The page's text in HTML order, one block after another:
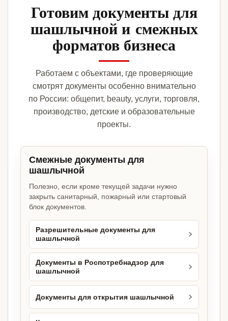
Готовим документы для
шашлычной и смежных
форматов бизнеса
Работаем с объектами, где проверяющие
смотрят документы особенно внимательно
по России: общепит, beauty, услуги, торговля,
производство, детские и образовательные
проекты.
Смежные документы для
шашлычной
Полезно, если кроме текущей задачи нужно
закрыть санитарный, пожарный или стартовый
блок документов.
Разрешительные документы для
шашлычной
Документы в Роспотребнадзор для
шашлычной
Документы для открытия шашлычной